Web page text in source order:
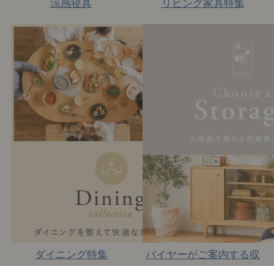
涼感寝具 リビング家具特集
ダイニング特集
バイヤーがご案内する収